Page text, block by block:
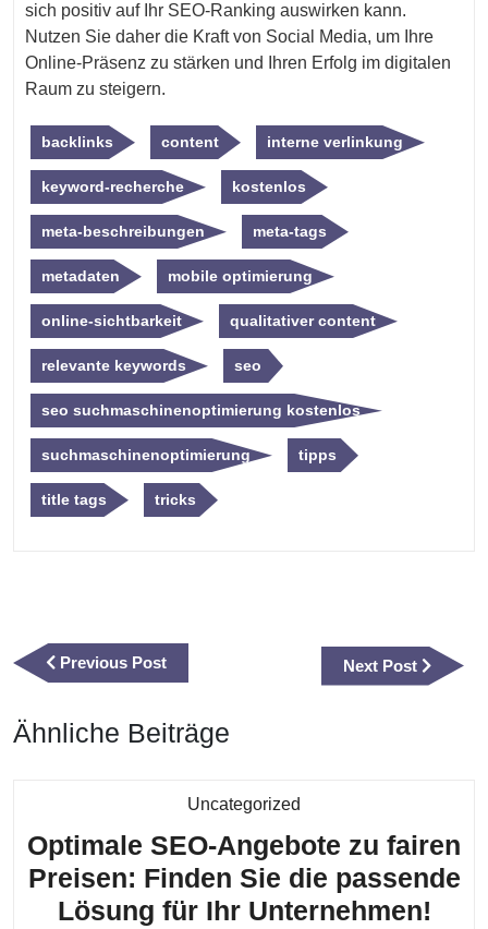
sich positiv auf Ihr SEO-Ranking auswirken kann.
Nutzen Sie daher die Kraft von Social Media, um Ihre
Online-Präsenz zu stärken und Ihren Erfolg im digitalen
Raum zu steigern.
backlinks content interne verlinkung
keyword-recherche kostenlos
meta-beschreibungen meta-tags
metadaten mobile optimierung
online-sichtbarkeit qualitativer content
relevante keywords seo
seo suchmaschinenoptimierung kostenlos
suchmaschinenoptimierung tipps
title tags tricks
Previous PostPrevious
Post
Next Post
Next
Post
Ähnliche Beiträge
Uncategorized
Optimale SEO-Angebote zu fairen
Preisen: Finden Sie die passende
Lösung für Ihr Unternehmen!